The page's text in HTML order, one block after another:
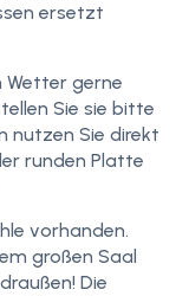
ersetzt
Wetter gerne
Sie sie bitte
nutzen Sie direkt
runden Platte
vorhanden.
großen Saal
Die